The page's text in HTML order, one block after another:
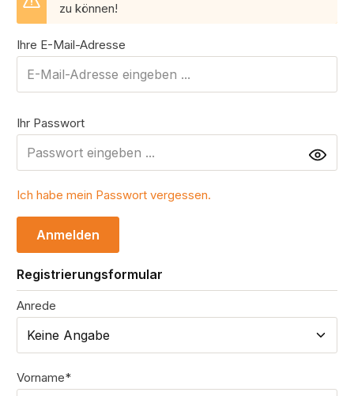
zu können!
Ihre E-Mail-Adresse
Ihr Passwort
Ich habe mein Passwort vergessen.
Anmelden
Registrierungsformular
Persönliche Informationen
Anrede
Vorname*